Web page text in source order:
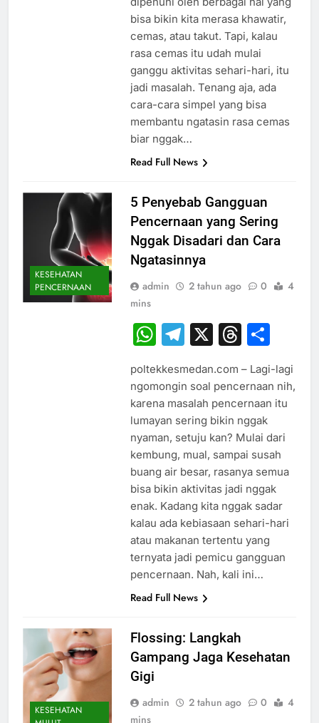
bisa bikin kita merasa khawatir,
cemas, atau takut. Tapi, kalau
rasa cemas itu udah mulai
ganggu aktivitas sehari-hari, itu
jadi masalah. Tenang aja, ada
cara-cara simpel yang bisa
membantu ngatasin rasa cemas
biar nggak…
Read Full News
KESEHATAN
PENCERNAAN
5 Penyebab Gangguan
Pencernaan yang Sering
Nggak Disadari dan Cara
Ngatasinnya
admin 2 tahun ago 0
4
mins
WhatsApp
Telegram
X
poltekkesmedan.com – Lagi-lagi
ngomongin soal pencernaan nih,
karena masalah pencernaan itu
lumayan sering bikin nggak
nyaman, setuju kan? Mulai dari
kembung, mual, sampai susah
buang air besar, rasanya semua
bisa bikin aktivitas jadi nggak
enak. Kadang kita nggak sadar
kalau ada kebiasaan sehari-hari
atau makanan tertentu yang
ternyata jadi pemicu gangguan
pencernaan. Nah, kali ini…
Read Full News
KESEHATAN
Flossing: Langkah
Gampang Jaga Kesehatan
Gigi
admin 2 tahun ago 0
4
mins